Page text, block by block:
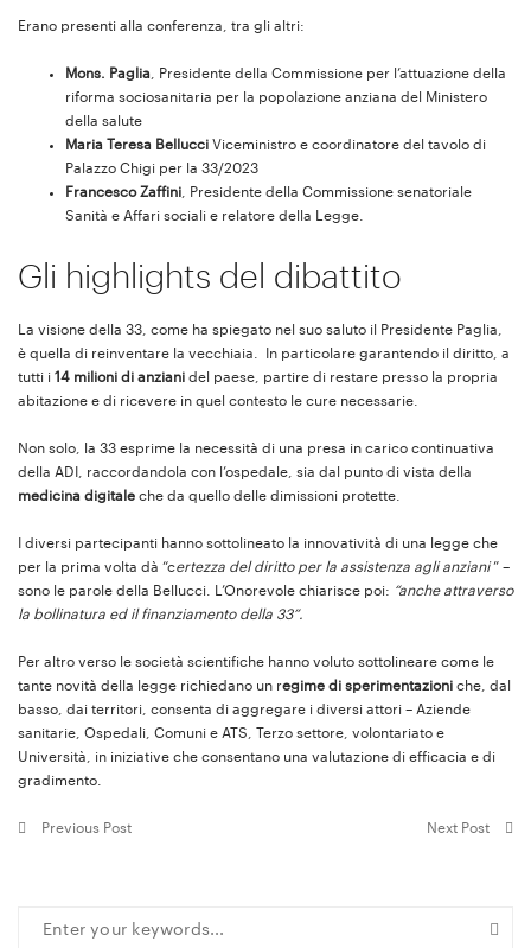
Erano presenti alla conferenza, tra gli altri:
Mons. Paglia , Presidente della Commissione per l’attuazione della
riforma sociosanitaria per la popolazione anziana del Ministero
della salute
Maria Teresa Bellucci Viceministro e coordinatore del tavolo di
Palazzo Chigi per la 33/2023
Francesco Zaffini , Presidente della Commissione senatoriale
Sanità e Affari sociali e relatore della Legge.
Gli highlights del dibattito
La visione della 33, come ha spiegato nel suo saluto il Presidente Paglia,
è quella di reinventare la vecchiaia. In particolare garantendo il diritto, a
tutti i 14 milioni di anziani del paese, partire di restare presso la propria
abitazione e di ricevere in quel contesto le cure necessarie.
Non solo, la 33 esprime la necessità di una presa in carico continuativa
della ADI, raccordandola con l’ospedale, sia dal punto di vista della
medicina digitale che da quello delle dimissioni protette.
I diversi partecipanti hanno sottolineato la innovatività di una legge che
per la prima volta dà “certezza del diritto per la assistenza agli anziani” –
sono le parole della Bellucci. L’Onorevole chiarisce poi: “anche attraverso
la bollinatura ed il finanziamento della 33”.
Per altro verso le società scientifiche hanno voluto sottolineare come le
tante novità della legge richiedano un regime di sperimentazioni che, dal
basso, dai territori, consenta di aggregare i diversi attori – Aziende
sanitarie, Ospedali, Comuni e ATS, Terzo settore, volontariato e
Università, in iniziative che consentano una valutazione di efficacia e di
gradimento.
Previous Post Next Post